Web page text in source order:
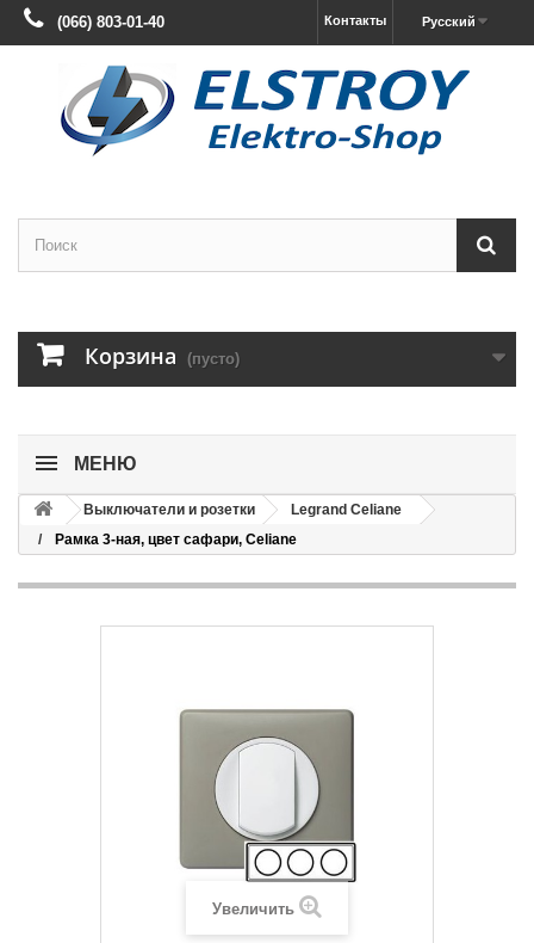
Русский
Контакты
(066) 803-01-40
Корзина (пусто)
МЕНЮ
Выключатели и розетки
Legrand Celiane
Рамка 3-ная, цвет сафари, Celiane
Увеличить